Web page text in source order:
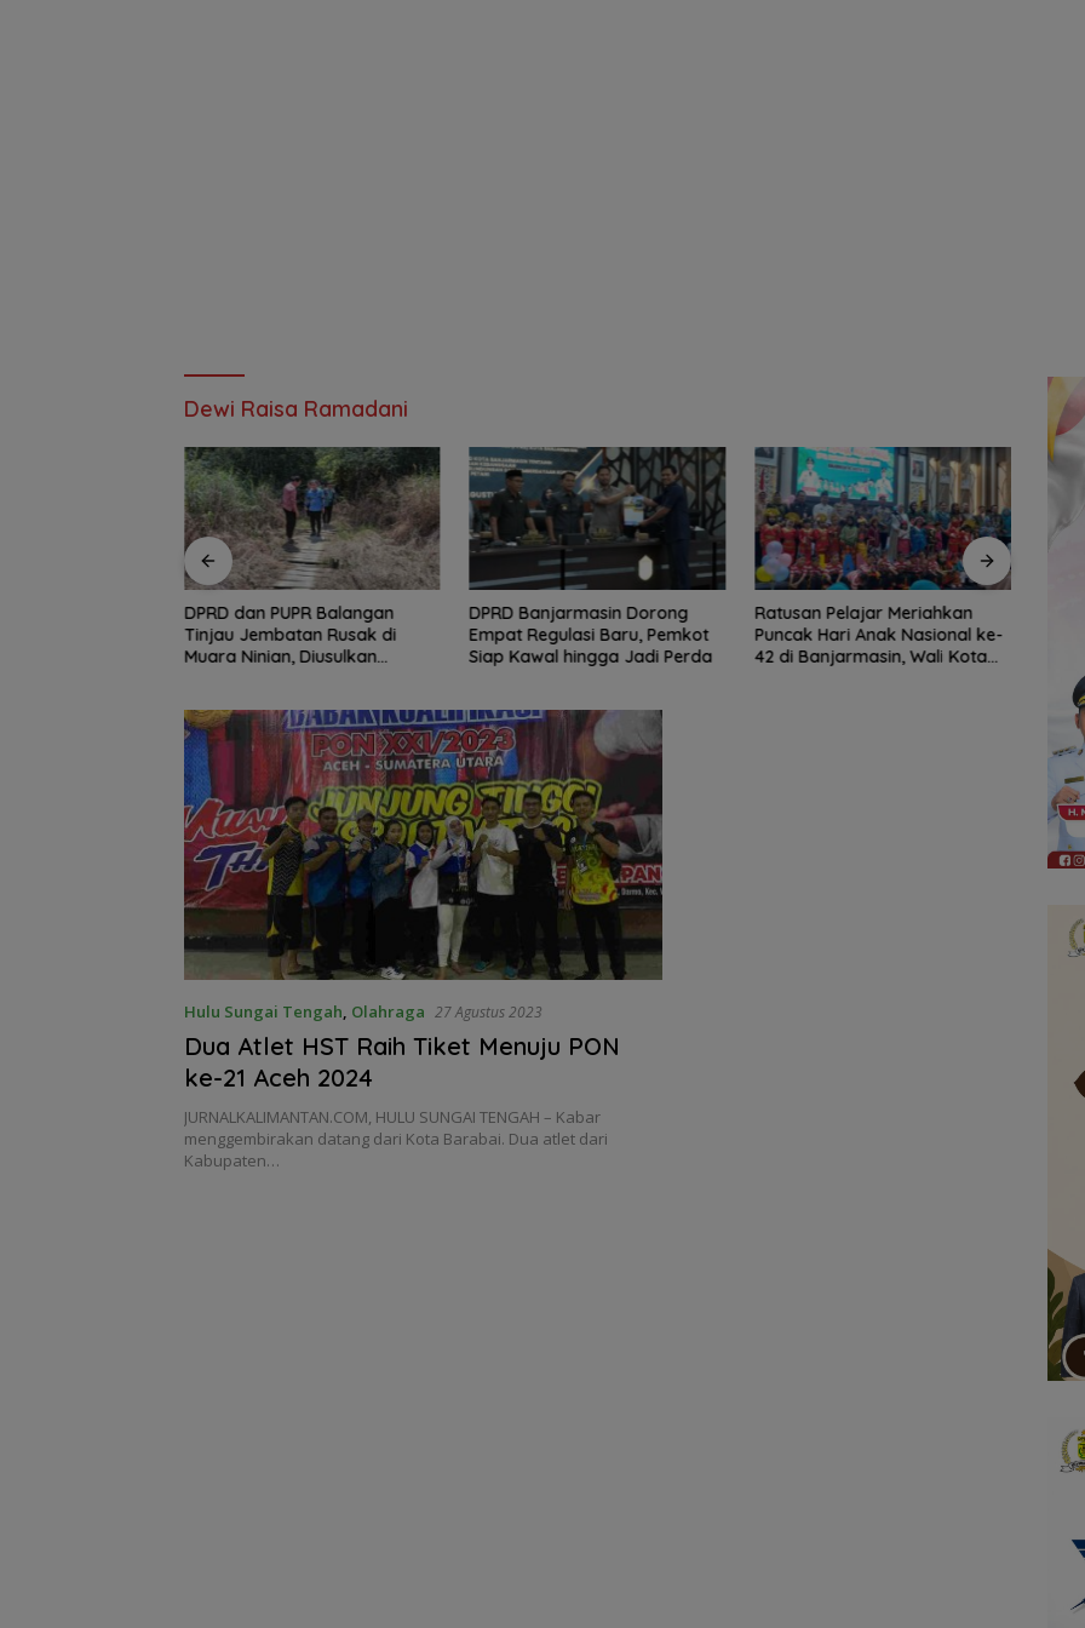
Dewi Raisa Ramadani
DPRD Banjarmasin Dorong
Empat Regulasi Baru, Pemkot
Siap Kawal hingga Jadi Perda
Ratusan Pelajar Meriahkan
Puncak Hari Anak Nasional ke-
42 di Banjarmasin, Wali Kota
Dinas Pendidikan HST Bentuk 12
Tim Intervensi Optimalisasi
Inventarisasi Aset
Hulu Sungai Tengah Olahraga 27 Agustus 2023
Dua Atlet HST Raih Tiket Menuju PON
ke-21 Aceh 2024
JURNALKALIMANTAN.COM, HULU SUNGAI TENGAH – Kabar
menggembirakan datang dari Kota Barabai. Dua atlet dari
Kabupaten…